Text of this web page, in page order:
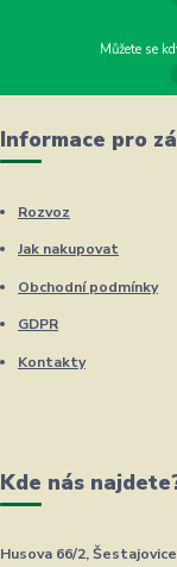
Můžete se
Informace pro
Rozvoz
Jak nakupovat
Obchodní podmínky
GDPR
Kontakty
Kde nás
Husova 66/2,